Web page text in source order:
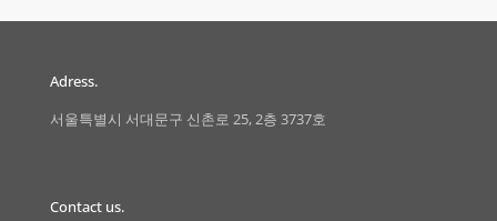
Adress.
서울특별시 서대문구 신촌로 25, 2층 3737호
Contact us.